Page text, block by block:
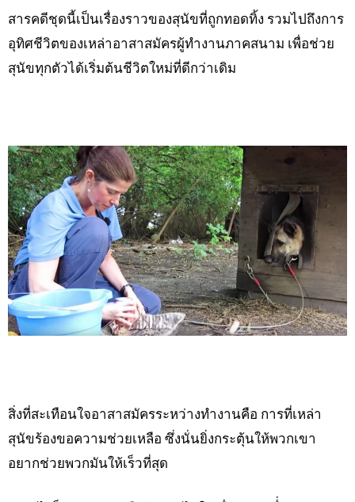
สารคดีชุดนี้เป็นเรื่องราวของสุนัขที่ถูกทอดทิ้ง รวมไปถึงการ
อุทิศชีวิตของเหล่าอาสาสมัครผู้ทำงานภาคสนาม เพื่อช่วย
สุนัขทุกตัวได้เริ่มต้นชีวิตใหม่ที่ดีกว่าเดิม
สิ่งที่สะเทือนใจอาสาสมัครระหว่างทำงานคือ การที่เหล่า
สุนัขร้องขอความช่วยเหลือ ซึ่งนั่นยิ่งกระตุ้นให้พวกเขา
อยากช่วยพวกมันให้เร็วที่สุด